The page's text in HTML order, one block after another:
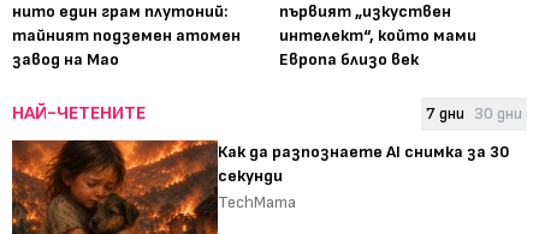
нито един грам плутоний:
тайният подземен атомен
завод на Мао
първият „изкуствен
интелект“, който мами
Европа близо век
НАЙ-ЧЕТЕНИТЕ 7 дни 30 дни
Как да разпознаете AI снимка за 30
секунди
TechMama